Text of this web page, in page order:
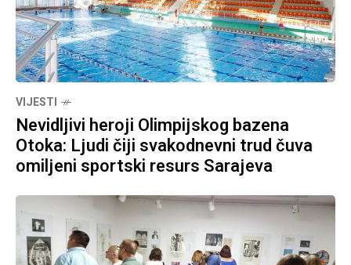
VIJESTI
Nevidljivi heroji Olimpijskog bazena
Otoka: Ljudi čiji svakodnevni trud čuva
omiljeni sportski resurs Sarajeva